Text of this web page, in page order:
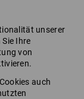
unserer
Ihre
von
auch